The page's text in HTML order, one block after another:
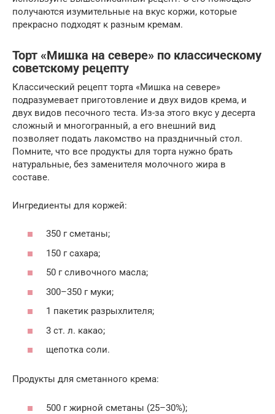
получаются изумительные на вкус коржи, которые
прекрасно подходят к разным кремам.
Торт «Мишка на севере» по классическому
советскому рецепту
Классический рецепт торта «Мишка на севере»
подразумевает приготовление и двух видов крема, и
двух видов песочного теста. Из-за этого вкус у десерта
сложный и многогранный, а его внешний вид
позволяет подать лакомство на праздничный стол.
Помните, что все продукты для торта нужно брать
натуральные, без заменителя молочного жира в
составе.
Ингредиенты для коржей:
350 г сметаны;
150 г сахара;
50 г сливочного масла;
300–350 г муки;
1 пакетик разрыхлителя;
3 ст. л. какао;
щепотка соли.
Продукты для сметанного крема:
500 г жирной сметаны (25–30%);